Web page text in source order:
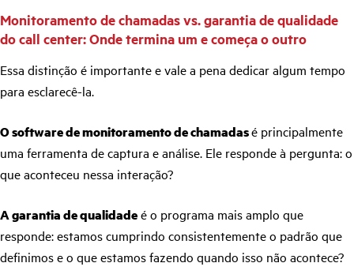
Monitoramento de chamadas vs. garantia de qualidade
do call center: Onde termina um e começa o outro
Essa distinção é importante e vale a pena dedicar algum tempo
para esclarecê-la.
O software de monitoramento de chamadasé principalmente
uma ferramenta de captura e análise. Ele responde à pergunta: o
que aconteceu nessa interação?
A garantia de qualidadeé o programa mais amplo que
responde: estamos cumprindo consistentemente o padrão que
definimos e o que estamos fazendo quando isso não acontece?